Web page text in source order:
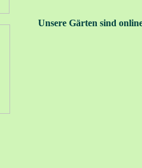
Unsere Gärten sind